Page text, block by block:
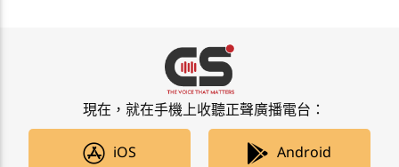
現在，就在手機上收聽正聲廣播電台：
iOS Android